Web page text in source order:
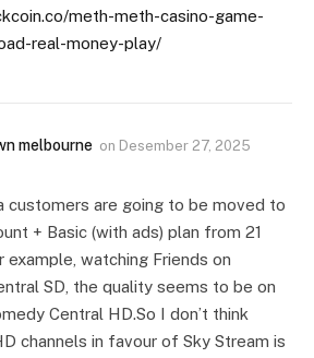
meth-meth-casino-game-
real-money-play/
melbourne on Desember 27, 2025
customers are going to be moved to
+ Basic (with ads) plan from 21
example, watching Friends on
SD, the quality seems to be on
Central HD.So I don’t think
channels in favour of Sky Stream is